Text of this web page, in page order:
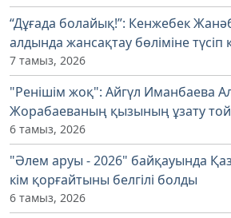
“Дұғада болайық!”: Кенжебек
алдында жансақтау бөліміне түсіп
7 тамыз, 2026
"Ренішім жоқ": Айгүл Иманбаева
Жорабаеваның қызының ұзату
6 тамыз, 2026
"Әлем аруы - 2026" байқауында
кім қорғайтыны белгілі болды
6 тамыз, 2026